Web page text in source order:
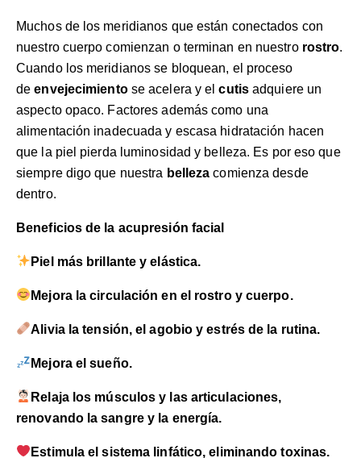
Muchos de los meridianos que están conectados con
nuestro cuerpo comienzan o terminan en nuestro rostro.
Cuando los meridianos se bloquean, el proceso
deenvejecimientose acelera y elcutisadquiere un
aspecto opaco. Factores además como una
alimentación inadecuada y escasa hidratación hacen
que la piel pierda luminosidad y belleza. Es por eso que
siempre digo que nuestra belleza comienza desde
dentro.
Beneficios de la acupresión facial
Piel más brillante y elástica.
Mejora la circulación en el rostro y cuerpo.
Alivia la tensión, el agobio y estrés de la rutina.
Mejora el sueño.
Relaja los músculos y las articulaciones,
renovando la sangre y la energía.
‍Estimula el sistema linfático, eliminando toxinas.